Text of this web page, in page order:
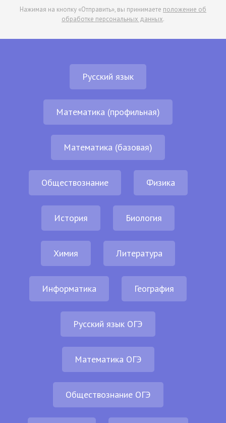
Нажимая на кнопку «Отправить», вы принимаете положение об
обработке персональных данных.
Русский язык
Математика (профильная)
Математика (базовая)
Обществознание Физика
История Биология
Химия Литература
Информатика География
Русский язык ОГЭ
Математика ОГЭ
Обществознание ОГЭ